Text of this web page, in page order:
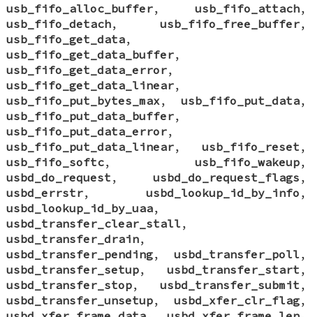
usb_fifo_alloc_buffer, usb_fifo_attach,
usb_fifo_detach, usb_fifo_free_buffer,
usb_fifo_get_data,
usb_fifo_get_data_buffer,
usb_fifo_get_data_error,
usb_fifo_get_data_linear,
usb_fifo_put_bytes_max , usb_fifo_put_data,
usb_fifo_put_data_buffer,
usb_fifo_put_data_error,
usb_fifo_put_data_linear, usb_fifo_reset ,
usb_fifo_softc, usb_fifo_wakeup,
usbd_do_request , usbd_do_request_flags ,
usbd_errstr, usbd_lookup_id_by_info ,
usbd_lookup_id_by_uaa,
usbd_transfer_clear_stall ,
usbd_transfer_drain,
usbd_transfer_pending, usbd_transfer_poll ,
usbd_transfer_setup, usbd_transfer_start ,
usbd_transfer_stop, usbd_transfer_submit ,
usbd_transfer_unsetup, usbd_xfer_clr_flag,